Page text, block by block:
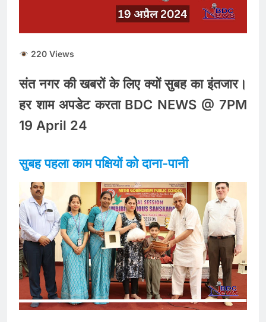
ताजा भाव
भारतीय शेयर बाजार में
सकारात्मक शुरुआत, सेंसेक्स-
निफ्टी हरे निशान पर खुले;
दिन आपके लिए कैसा रहेगा
August 6, 2026
220 Views
संत नगर की खबरों के लिए क्यों सुबह का इंतजार।
हर शाम अपडेट करता BDC NEWS @ 7PM
19 April 24
सुबह पहला काम पक्षियों को दाना-पानी